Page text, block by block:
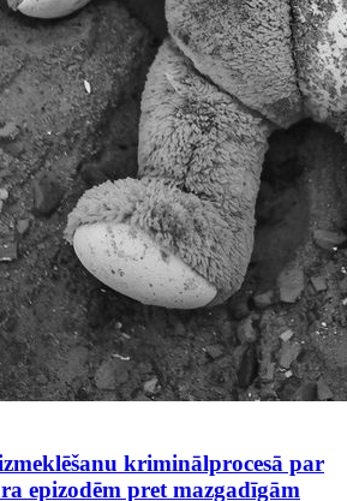
kriminālprocesā par
epizodēm pret mazgadīgām